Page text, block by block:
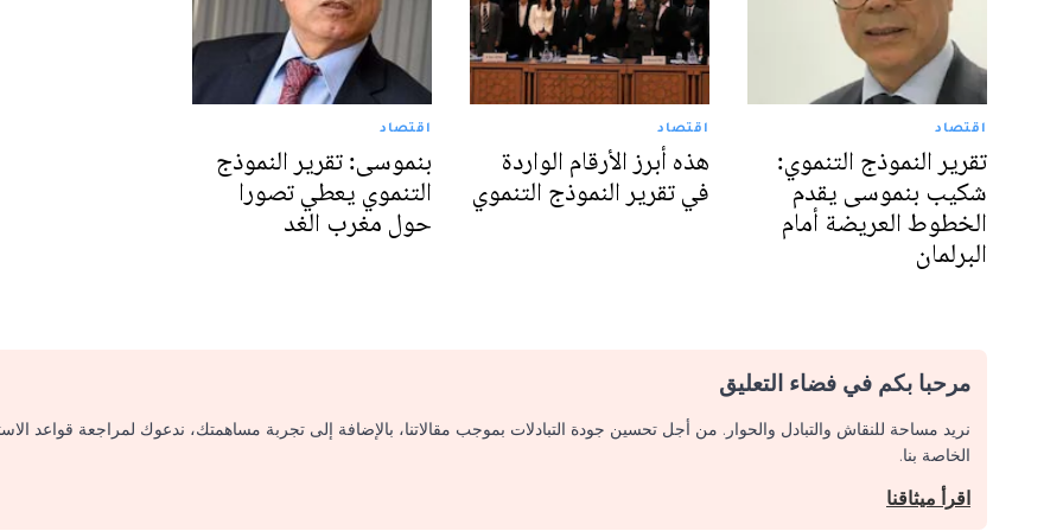
اقتصاد
تقرير النموذج التنموي:
شكيب بنموسى يقدم
الخطوط العريضة أمام
البرلمان
اقتصاد
هذه أبرز الأرقام الواردة
في تقرير النموذج التنموي
اقتصاد
بنموسى: تقرير النموذج
التنموي يعطي تصورا
حول مغرب الغد
مرحبا بكم في فضاء التعليق
نريد مساحة للنقاش والتبادل والحوار. من أجل تحسين جودة التبادلات بموجب مقالاتنا، بالإضافة إلى تجربة مساهمتك، ندعوك لمراجعة قواعد
الخاصة بنا.
اقرأ ميثاقنا